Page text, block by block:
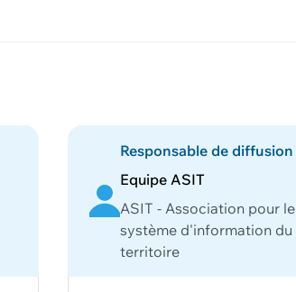
Responsable de diffusion
Equipe ASIT
ASIT - Association pour le
système d'information du
territoire